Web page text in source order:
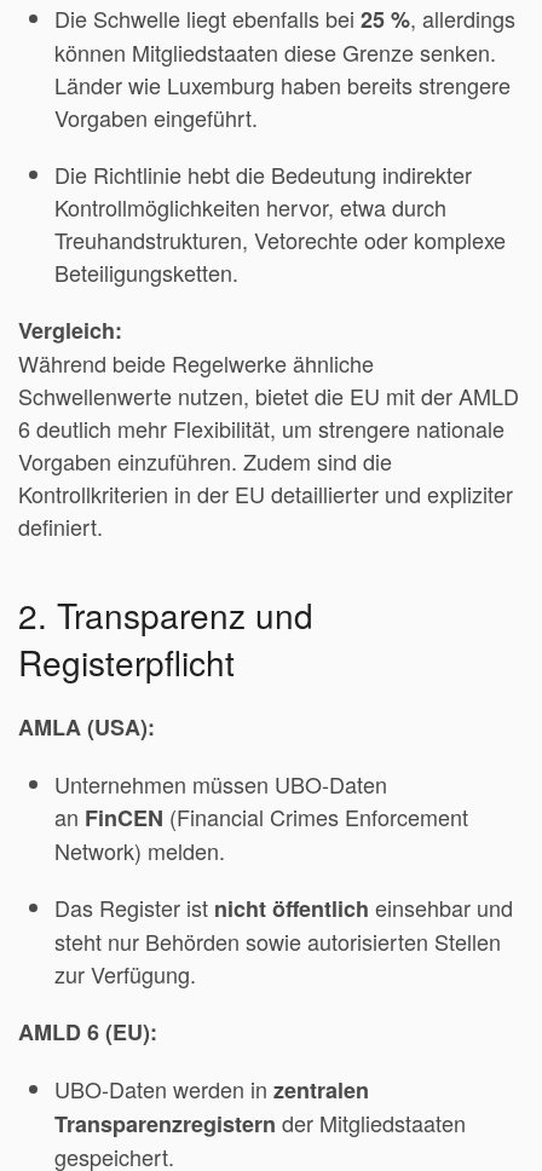
Die Schwelle liegt ebenfalls bei 25 %, allerdings
können Mitgliedstaaten diese Grenze senken.
Länder wie Luxemburg haben bereits strengere
Vorgaben eingeführt.
Die Richtlinie hebt die Bedeutung indirekter
Kontrollmöglichkeiten hervor, etwa durch
Treuhandstrukturen, Vetorechte oder komplexe
Beteiligungsketten.
Vergleich:
Während beide Regelwerke ähnliche
Schwellenwerte nutzen, bietet die EU mit der AMLD
6 deutlich mehr Flexibilität, um strengere nationale
Vorgaben einzuführen. Zudem sind die
Kontrollkriterien in der EU detaillierter und expliziter
definiert.
2. Transparenz und
Registerpflicht
AMLA (USA):
Unternehmen müssen UBO-Daten
an FinCEN (Financial Crimes Enforcement
Network) melden.
Das Register ist nicht öffentlich einsehbar und
steht nur Behörden sowie autorisierten Stellen
zur Verfügung.
AMLD 6 (EU):
UBO-Daten werden in zentralen
Transparenzregistern der Mitgliedstaaten
gespeichert.